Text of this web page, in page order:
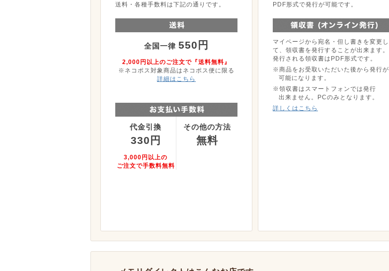
送料・各種手数料は下記の通りです。
全国一律 550円
2,000円以上のご注文で『送料無料』
※ネコポス対象商品はネコポス便に限る
詳細はこちら
代金引換
330円
3,000円以上の
ご注文で手数料無料
その他の方法
無料
PDF形式で発行が可能です。
マイページから宛名・但し書きを変更し
て、領収書を発行することが出来ます。
発行される領収書はPDF形式です。
※商品をお受取いただいた後から発行が
可能になります。
※領収書はスマートフォンでは発行
出来ません。PCのみとなります。
詳しくはこちら